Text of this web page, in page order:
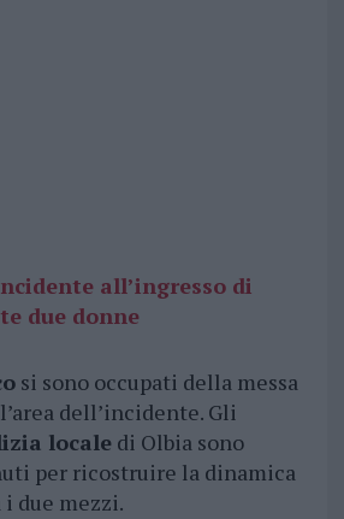
all’ingresso di
due donne
si sono occupati della messa
dell’incidente. Gli
localedi Olbia sono
per ricostruire la dinamica
due mezzi.